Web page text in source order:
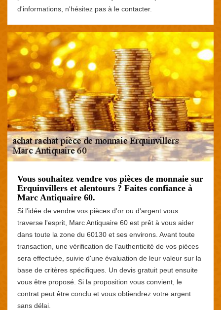
d'informations, n'hésitez pas à le contacter.
Vous souhaitez vendre vos pièces de monnaie sur
Erquinvillers et alentours ? Faites confiance à
Marc Antiquaire 60.
Si l'idée de vendre vos pièces d'or ou d'argent vous
traverse l'esprit, Marc Antiquaire 60 est prêt à vous aider
dans toute la zone du 60130 et ses environs. Avant toute
transaction, une vérification de l'authenticité de vos pièces
sera effectuée, suivie d'une évaluation de leur valeur sur la
base de critères spécifiques. Un devis gratuit peut ensuite
vous être proposé. Si la proposition vous convient, le
contrat peut être conclu et vous obtiendrez votre argent
sans délai.